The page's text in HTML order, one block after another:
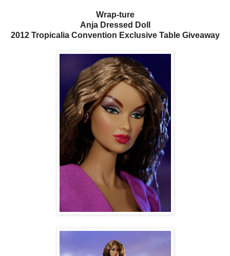
Wrap-ture
Anja Dressed Doll
2012 Tropicalia Convention Exclusive Table Giveaway